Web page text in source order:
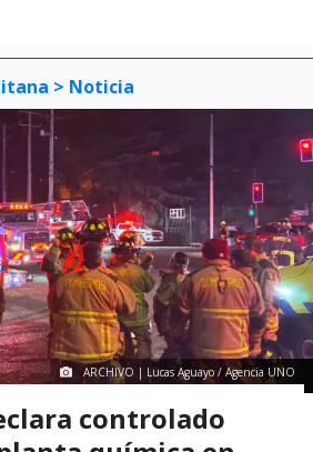
> Noticia
ARCHIVO | Lucas Aguayo / Agencia UNO
controlado